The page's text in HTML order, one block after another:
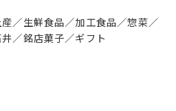
／生鮮食品／加工食品／惣菜／
／銘店菓子／ギフト